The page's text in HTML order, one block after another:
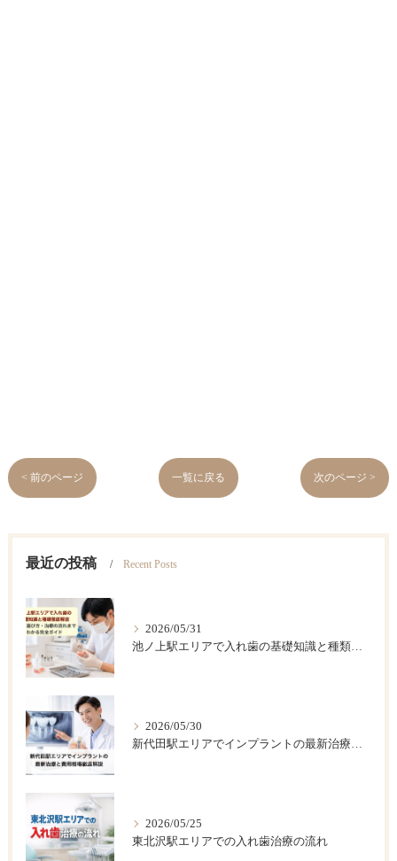
< 前のページ 一覧に戻る 次のページ >
最近の投稿 Recent Posts
2026/05/31
池ノ上駅エリアで入れ歯の基礎知識と種類徹底解説｜費用・選び方・治療の流れまでわかる完全ガイド
2026/05/30
新代田駅エリアでインプラントの最新治療と費用相場徹底解説
2026/05/25
東北沢駅エリアでの入れ歯治療の流れ